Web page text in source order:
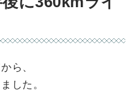
ら、
した。